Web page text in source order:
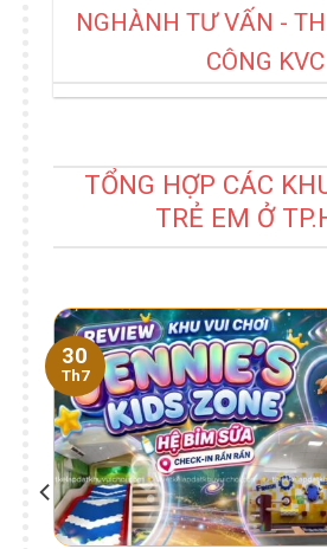
NGHÀNH TƯ VẤN -
CÔNG KVC
TỔNG HỢP CÁC
TRẺ EM Ở
30
Th7